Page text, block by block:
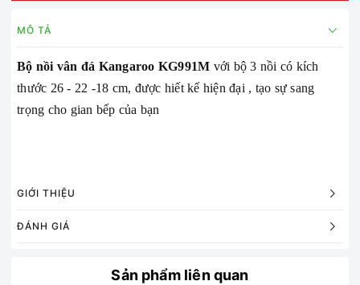
MÔ TẢ
Bộ nồi vân đá Kangaroo KG991M với bộ 3 nồi có kích
thước 26 - 22 -18 cm, được hiết kế hiện đại , tạo sự sang
trọng cho gian bếp của bạn
GIỚI THIỆU
ĐÁNH GIÁ
Sản phẩm liên quan